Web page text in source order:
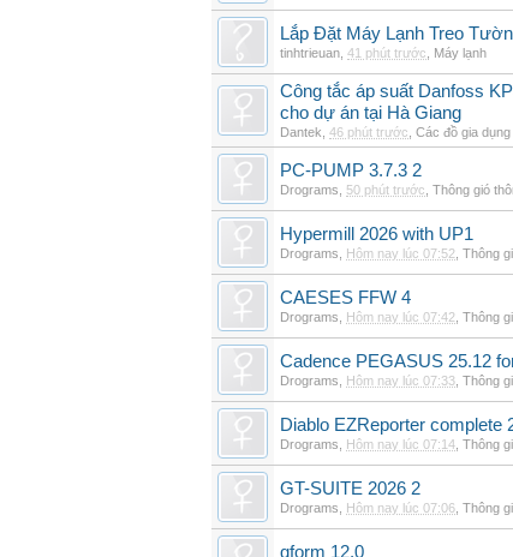
Lắp Đặt Máy Lạnh Treo
tinhtrieuan 41 phút trước Máy lạnh
Công tắc áp suất Danfoss
cho dự án tại Hà Giang
Dantek 46 phút trước Các đồ gia
PC-PUMP 3.7.3 2
Drograms 50 phút trước Thông gió
Hypermill 2026 with UP1
Drograms Hôm nay lúc 07:52 Thông
CAESES FFW 4
Drograms Hôm nay lúc 07:42 Thông
Cadence PEGASUS 25.12
Drograms Hôm nay lúc 07:33 Thông
Diablo EZReporter complete
Drograms Hôm nay lúc 07:14 Thông
GT-SUITE 2026 2
Drograms Hôm nay lúc 07:06 Thông
qform 12.0